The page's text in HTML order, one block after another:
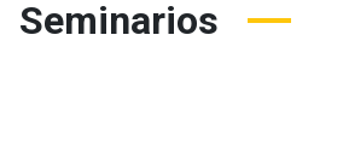
Seminarios